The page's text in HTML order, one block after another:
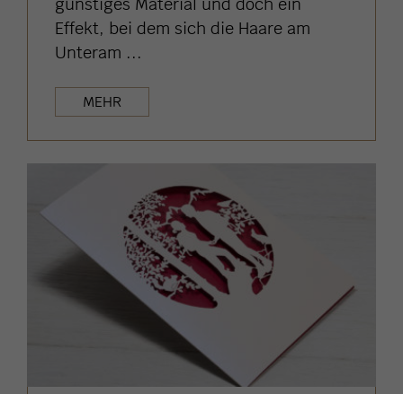
Effekt, bei dem sich die Haare am
Unteram ...
MEHR